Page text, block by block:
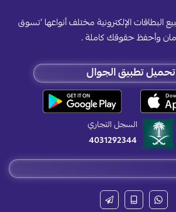
البطاقات الإلكترونية مختلف أنواعها ’تسوق
وأحفظ حقوقك كاملة .
تحميل تطبيق الجوال
السجل التجاري
4031292344